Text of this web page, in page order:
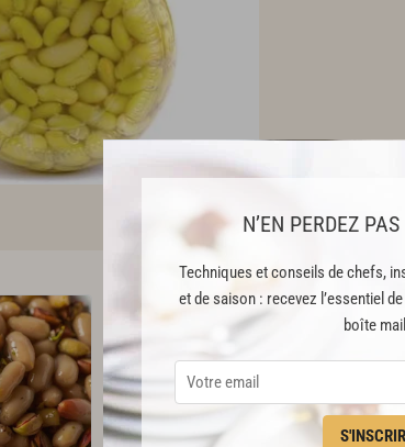
N’EN PERDEZ
Techniques et conseils de chefs,
et de saison : recevez l’essentiel
boîte
À PROPOS
PREMIUM